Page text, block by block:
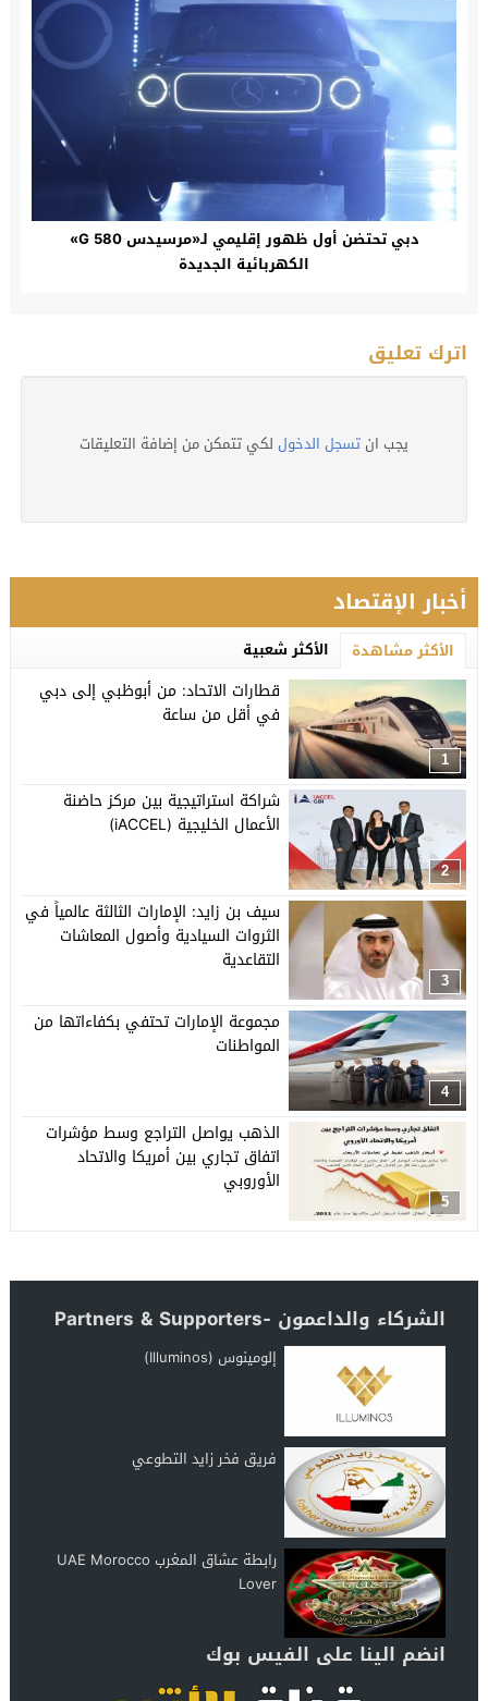
دبي تحتضن أول ظهور إقليمي لـ«مرسيدس G 580»
الكهربائية الجديدة
اترك تعليق
يجب ان تسجل الدخول لكي تتمكن من إضافة التعليقات
أخبار الإقتصاد
الأكثر مشاهدة الأكثر شعبية
1
قطارات الاتحاد: من أبوظبي إلى دبي
في أقل من ساعة
2
شراكة استراتيجية بين مركز حاضنة
الأعمال الخليجية (iACCEL)
3
سيف بن زايد: الإمارات الثالثة عالمياً في
الثروات السيادية وأصول المعاشات
التقاعدية
4
مجموعة الإمارات تحتفي بكفاءاتها من
المواطنات
5
الذهب يواصل التراجع وسط مؤشرات
اتفاق تجاري بين أمريكا والاتحاد
الأوروبي
الشركاء والداعمون -Partners & Supporters
إلومينوس (Illuminos)
فريق فخر زايد التطوعي
رابطة عشاق المغرب UAE Morocco
Lover
انضم الينا على الفيس بوك